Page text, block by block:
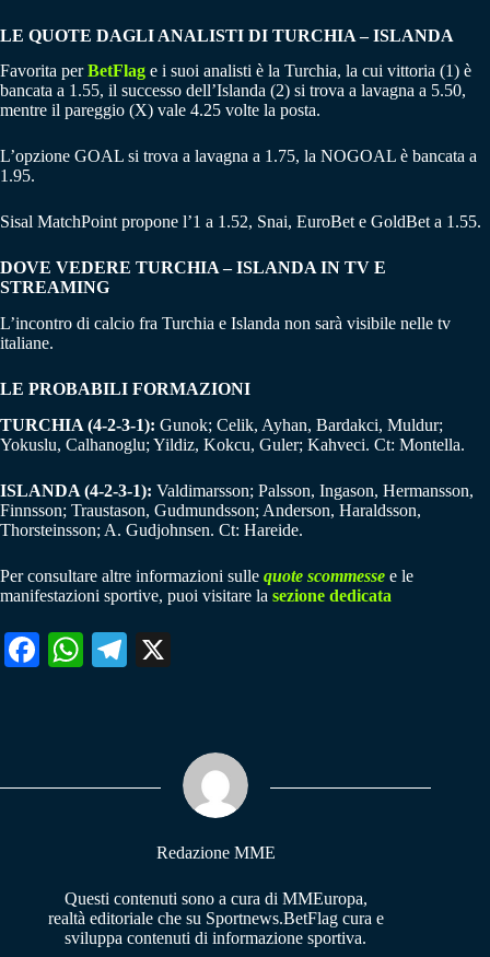
LE QUOTE DAGLI ANALISTI DI TURCHIA – ISLANDA
Favorita perBetFlag e i suoi analisti è la Turchia, la cui vittoria (1) è
bancata a 1.55, il successo dell’Islanda (2) si trova a lavagna a 5.50,
mentre il pareggio (X) vale 4.25 volte la posta.
L’opzione GOAL si trova a lavagna a 1.75, la NOGOAL è bancata a
1.95.
Sisal MatchPoint propone l’1 a 1.52, Snai, EuroBet e GoldBet a 1.55.
DOVE VEDERE TURCHIA – ISLANDA IN TV E
STREAMING
L’incontro di calcio fra Turchia e Islanda non sarà visibile nelle tv
italiane.
LE PROBABILI FORMAZIONI
TURCHIA (4-2-3-1): Gunok; Celik, Ayhan, Bardakci, Muldur;
Yokuslu, Calhanoglu; Yildiz, Kokcu, Guler; Kahveci. Ct: Montella.
ISLANDA (4-2-3-1): Valdimarsson; Palsson, Ingason, Hermansson,
Finnsson; Traustason, Gudmundsson; Anderson, Haraldsson,
Thorsteinsson; A. Gudjohnsen. Ct: Hareide.
Per consultare altre informazioni sulle quote scommesse e le
manifestazioni sportive, puoi visitare la sezione dedicata
Fa W
pp
Te
m
Redazione MME
Questi contenuti sono a cura di MMEuropa,
realtà editoriale che su Sportnews.BetFlag cura e
sviluppa contenuti di informazione sportiva.